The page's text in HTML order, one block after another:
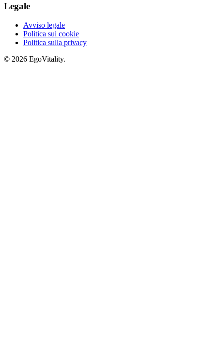
Legale
Avviso legale
Politica sui cookie
Politica sulla privacy
© 2026 EgoVitality.